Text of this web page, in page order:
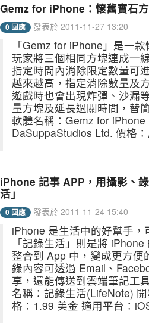
Gemz for iPhone：懷舊寶石
0 回應 發表於 2011-11-27 13:20
「Gemz for iPhone」是一
玩家將三個相同方塊連成一
指定時間內消除限定數量可
越來越高，指定消除數量及
遊戲時也會出現炸彈、沙漏
量方塊及延長過關時間，替
軟體名稱：Gemz for iPhone
DaSuppaStudios Ltd. 價格
iPhone 記事 APP，用攝影、
活」
0 回應 發表於 2011-11-24 15:40
iPhone 是生活中的好幫手，
「記錄生活」則是將
整合到 App 中，變成更方便
錄內容可透過 Email、
享，還能傳送到雲端筆記工
名稱：記錄生活(LifeNote)
格：1.99 美金 適用平台：